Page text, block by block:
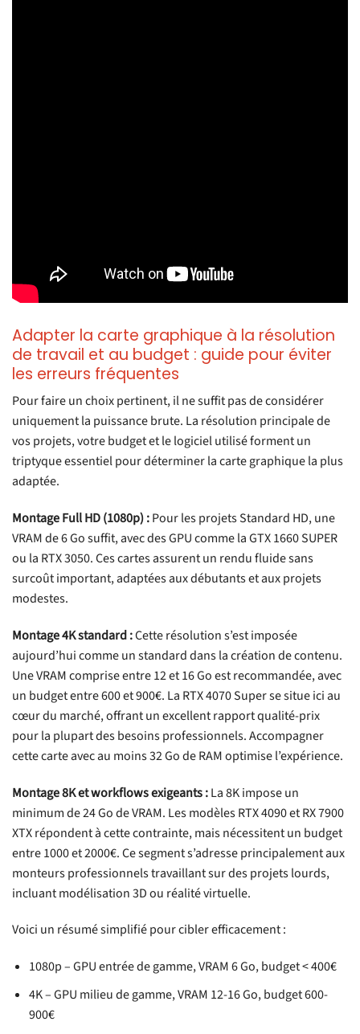
Adapter la carte graphique à la résolution
de travail et au budget : guide pour éviter
les erreurs fréquentes
Pour faire un choix pertinent, il ne suffit pas de considérer
uniquement la puissance brute. La résolution principale de
vos projets, votre budget et le logiciel utilisé forment un
triptyque essentiel pour déterminer la carte graphique la plus
adaptée.
Montage Full HD (1080p) :Pour les projets Standard HD, une
VRAM de 6 Go suffit, avec des GPU comme la GTX 1660 SUPER
ou la RTX 3050. Ces cartes assurent un rendu fluide sans
surcoût important, adaptées aux débutants et aux projets
modestes.
Montage 4K standard :Cette résolution s’est imposée
aujourd’hui comme un standard dans la création de contenu.
Une VRAM comprise entre 12 et 16 Go est recommandée, avec
un budget entre 600 et 900€. La RTX 4070 Super se situe ici au
cœur du marché, offrant un excellent rapport qualité-prix
pour la plupart des besoins professionnels. Accompagner
cette carte avec au moins 32 Go de RAM optimise l’expérience.
Montage 8K et workflows exigeants :La 8K impose un
minimum de 24 Go de VRAM. Les modèles RTX 4090 et RX 7900
XTX répondent à cette contrainte, mais nécessitent un budget
entre 1000 et 2000€. Ce segment s’adresse principalement aux
monteurs professionnels travaillant sur des projets lourds,
incluant modélisation 3D ou réalité virtuelle.
Voici un résumé simplifié pour cibler efficacement :
1080p – GPU entrée de gamme, VRAM 6 Go, budget < 400€
4K – GPU milieu de gamme, VRAM 12-16 Go, budget 600-
900€